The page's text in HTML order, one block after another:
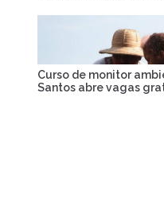
Curso de monitor
Santos abre vagas